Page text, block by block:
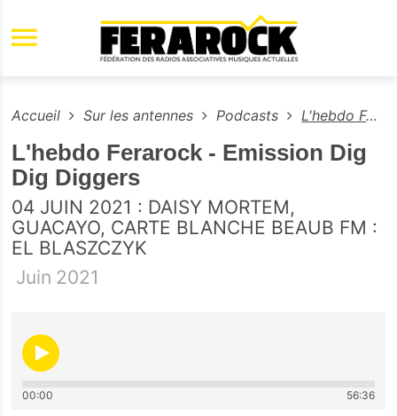
Aller au contenu principal
Accueil Sur les antennes Podcasts L'hebdo Ferarock - Emission Dig Dig Diggers
L'hebdo Ferarock - Emission Dig
Dig Diggers
04 JUIN 2021 : DAISY MORTEM,
GUACAYO, CARTE BLANCHE BEAUB FM :
EL BLASZCZYK
Juin 2021
00:00 56:36